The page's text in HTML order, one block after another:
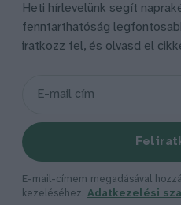
Heti hírlevelünk segít
fenntarthatóság
iratkozz fel, és olvasd el
E-mail-címem megadásával
kezeléséhez. Adatkezelési